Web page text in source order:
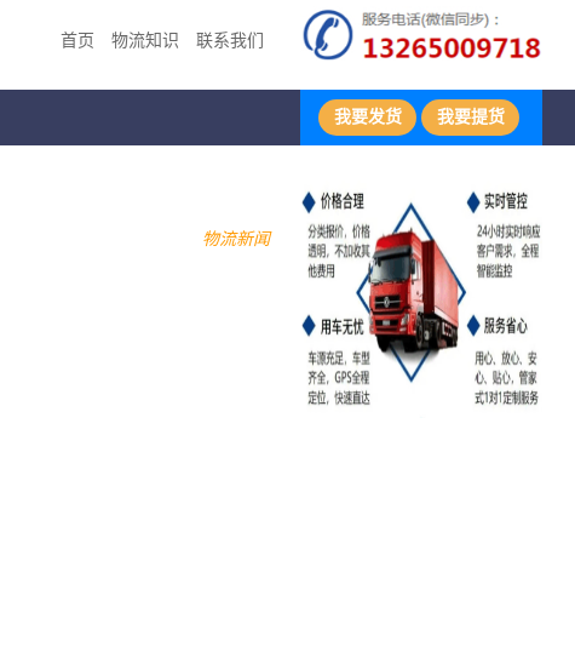
首页 物流知识 联系我们
我要发货 我要提货
物流新闻